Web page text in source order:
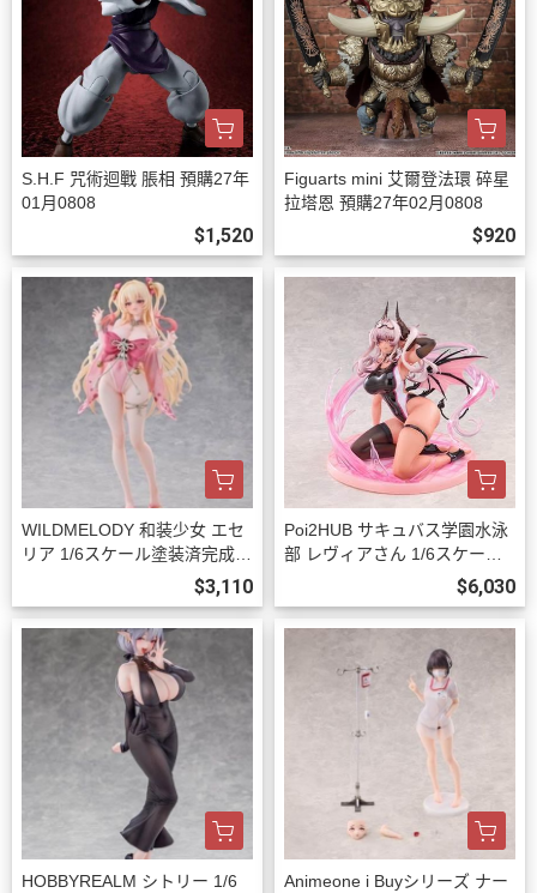
S.H.F 咒術迴戰 脹相 預購27年
01月0808
$1,520
Figuarts mini 艾爾登法環 碎星
拉塔恩 預購27年02月0808
$920
WILDMELODY 和装少女 エセ
リア 1/6スケール塗装済完成品
フィギュア 預購27年08月102
3
$3,110
Poi2HUB サキュバス学園水泳
部 レヴィアさん 1/6スケール
塗装済完成品フィギュア 豪華
版 預購27年06月1023
$6,030
HOBBYREALM シトリー 1/6
Animeone i Buyシリーズ ナー